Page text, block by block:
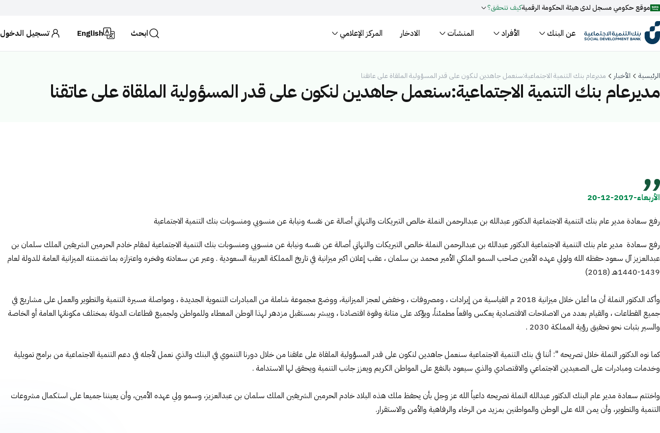
موقع حكومي مسجل لدى هيئة الحكومة الرقميةكيف تتحقق؟
روابط المواقع الالكترونية الرسمية السعودية تنتهي بـ المواقع الالكترونية الحكومية تستخدم بروتوكول HTTPSللتشفير و الأمان.
مسجل لدى هيئة الحكومة الرقمية برقم:20241028850
عن البنك الأفراد المنشآت الادخار المركز الإعلامي ابحث English تسجيل الدخول
الرئيسية الأخبار مديرعام بنك التنمية الاجتماعية:سنعمل جاهدين لنكون على قدر المسؤولية الملقاة على عاتقنا
مديرعام بنك التنمية الاجتماعية:سنعمل جاهدين لنكون على قدر المسؤولية الملقاة على عاتقنا
الأربعاء-2017-12-20
رفع سعادة مدير عام بنك التنمية الاجتماعية الدكتور عبدالله بن عبدالرحمن النملة خالص التبريكات والتهاني أصالة عن نفسه ونيابة عن منسوبي ومنسوبات بنك التنمية الاجتماعية
رفع سعادة مدير عام بنك التنمية الاجتماعية الدكتور عبدالله بن عبدالرحمن النملة خالص التبريكات والتهاني أصالة عن نفسه ونيابة عن منسوبي ومنسوبات بنك التنمية الاجتماعية لمقام خادم الحرمين الشريفين الملك سلمان بن
عبدالعزيز آل سعود حفظه الله ولولي عهده الأمين صاحب السمو الملكي الأمير محمد بن سلمان ، عقب إعلان اكبر ميزانية في تاريخ المملكة العربية السعودية . وعبر عن سعادته وفخره واعتزازه بما تضمنته الميزانية العامة للدولة لعام
1439-1440هـ (2018)
وأكد الدكتور النملة أن ما أعلن خلال ميزانية 2018 م القياسية من إيرادات ، ومصروفات ، وخفض لعجز الميزانية، ووضع مجموعة شاملة من المبادرات التنموية الجديدة ، ومواصلة مسيرة التنمية والتطوير والعمل على مشاريع في
جميع القطاعات ، والقيام بعدد من الاصلاحات الاقتصادية يعكس واقعاً مطمئناً، ويؤكد على متانة وقوة اقتصادنا ، ويبشر بمستقبل مزدهر لهذا الوطن المعطاء وللمواطن ولجميع قطاعات الدولة بمختلف مكوناتها العامة أو الخاصة
والسير بثبات نحو تحقيق رؤية المملكة 2030 .
كما نوه الدكتور النملة خلال تصريحه ": أننا في بنك التنمية الاجتماعية سنعمل جاهدين لنكون على قدر المسؤولية الملقاة على عاتقنا من خلال دورنا التنموي في البنك والذي نعمل لأجله في دعم التنمية الاجتماعية من برامج تمويلية
وخدمات ومبادرات على الصعيدين الاجتماعي والاقتصادي والذي سيعود بالنفع على المواطن الكريم ويعزز جانب التنمية ويحقق لها الاستدامة .
واختتم سعادة مدير عام البنك الدكتور عبدالله النملة تصريحه داعياً الله عز وجل بأن يحفظ ملك هذه البلاد خادم الحرمين الشريفين الملك سلمان بن عبدالعزيز، وسمو ولي عهده الأمين، وأن يعيننا جميعا على استكمال مشروعات
التنمية والتطوير، وأن يمن الله على الوطن والمواطنين بمزيد من الرخاء والرفاهية والأمن والاستقرار.